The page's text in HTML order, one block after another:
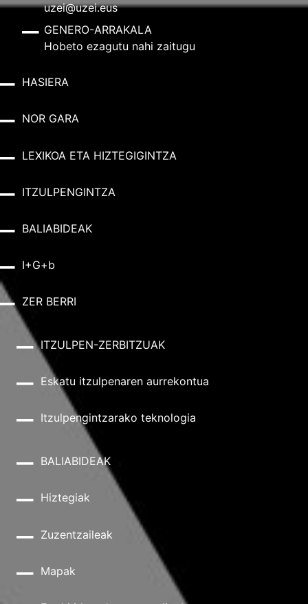
uzei@uzei.eus
GENERO-ARRAKALA
Hobeto ezagutu nahi zaitugu
HASIERA
NOR GARA
LEXIKOA ETA HIZTEGIGINTZA
ITZULPENGINTZA
BALIABIDEAK
I+G+b
ZER BERRI
ITZULPEN-ZERBITZUAK
Eskatu itzulpenaren aurrekontua
Itzulpengintzarako teknologia
BALIABIDEAK
Hiztegiak
Zuzentzaileak
Mapak